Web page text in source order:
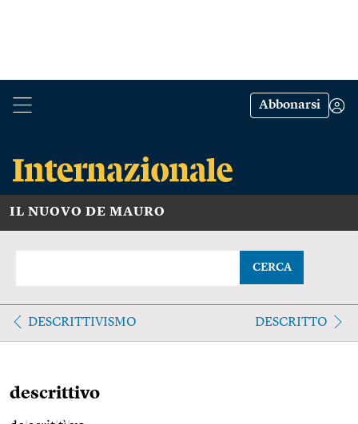
Abbonarsi
IL NUOVO DE MAURO
CERCA
DESCRITTIVISMO DESCRITTO
descrittivo